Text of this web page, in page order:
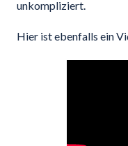
unkompliziert.
Hier ist ebenfalls ein